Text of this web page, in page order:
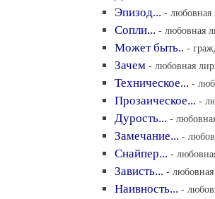
Эпизод... - любовная
Сопли... - любовная
Может быть.. -
Зачем - любовная
Техническое... -
Прозаическое... -
Дурость... -
Замечание... -
Снайпер... -
Зависть... -
Наивность... -